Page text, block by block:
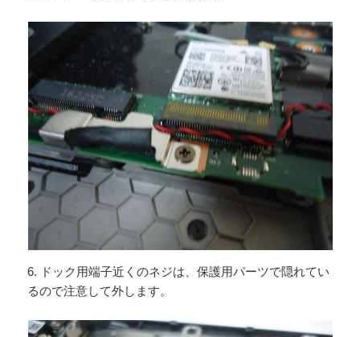
6. ドック用端子近くのネジは、保護用パーツで隠れてい
るので注意して外します。